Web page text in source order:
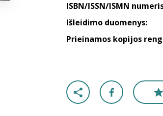
ISBN/ISSN/ISMN
Išleidimo duomenys:
Prieinamos kopijos